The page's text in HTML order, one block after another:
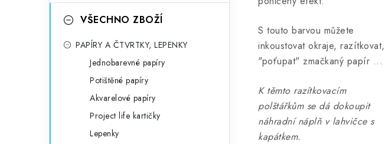
VŠECHNO ZBOŽÍ
PAPÍRY A ČTVRTKY, LEPENKY
Jednobarevné papíry
Potištěné papíry
Akvarelové papíry
Project life kartičky
Lepenky
S touto barvou můžete
inkoustovat okraje, razítkovat,
"poťupat" zmačkaný papír ...
K těmto razítkovacím
polštářkům se dá dokoupit
náhradní náplň v lahvičce s
kapátkem.